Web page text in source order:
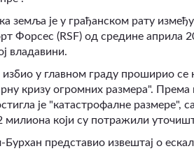
земља је у грађанском рату
Форсес (RSF) од средине априла
владавини.
избио у главном граду проширио
кризу огромних размера". Према
је "катастрофалне размере",
милиона који су потражили
Бурхан представио извештај о